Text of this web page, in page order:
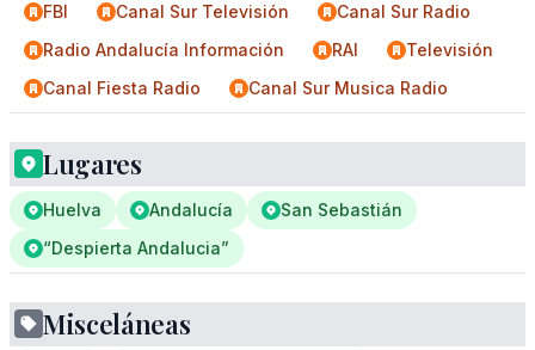
FBI Canal Sur Televisión
Canal Sur Radio
Radio Andalucía Información
RAI
Televisión
Canal Fiesta Radio
Canal Sur Musica Radio
Lugares
Huelva Andalucía
San Sebastián
“Despierta Andalucia”
Misceláneas